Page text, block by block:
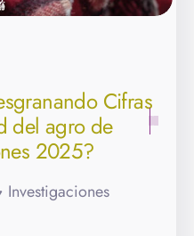
Cifras
del agro de
2025?
Investigaciones